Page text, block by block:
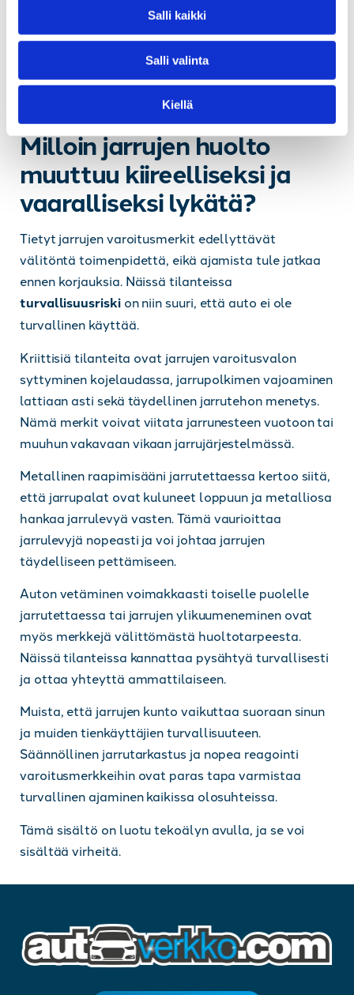
Salli kaikki
Salli valinta
Kiellä
Hintataso vaihtelee tarkastuksen laajuuden
mukaan, mutta perustarkatuksen hinta on
kohtuullinen verrattuna siihen turvallisuuteen, jonka
se tarjoaa. Mahdolliset korjaustyöt hinnoitellaan
erikseen ja niistä annetaan aina ennakkoarvio.
Milloin jarrujen huolto
muuttuu kiireelliseksi ja
vaaralliseksi lykätä?
Tietyt jarrujen varoitusmerkit edellyttävät
välitöntä toimenpidettä, eikä ajamista tule jatkaa
ennen korjauksia. Näissä tilanteissa
turvallisuusriskion niin suuri, että auto ei ole
turvallinen käyttää.
Kriittisiä tilanteita ovat jarrujen varoitusvalon
syttyminen kojelaudassa, jarrupolkimen vajoaminen
lattiaan asti sekä täydellinen jarrutehon menetys.
Nämä merkit voivat viitata jarrunesteen vuotoon tai
muuhun vakavaan vikaan jarrujärjestelmässä.
Metallinen raapimisääni jarrutettaessa kertoo siitä,
että jarrupalat ovat kuluneet loppuun ja metalliosa
hankaa jarrulevyä vasten. Tämä vaurioittaa
jarrulevyjä nopeasti ja voi johtaa jarrujen
täydelliseen pettämiseen.
Auton vetäminen voimakkaasti toiselle puolelle
jarrutettaessa tai jarrujen ylikuumeneminen ovat
myös merkkejä välittömästä huoltotarpeesta.
Näissä tilanteissa kannattaa pysähtyä turvallisesti
ja ottaa yhteyttä ammattilaiseen.
Muista, että jarrujen kunto vaikuttaa suoraan sinun
ja muiden tienkäyttäjien turvallisuuteen.
Säännöllinen jarrutarkastus ja nopea reagointi
varoitusmerkkeihin ovat paras tapa varmistaa
turvallinen ajaminen kaikissa olosuhteissa.
Tämä sisältö on luotu tekoälyn avulla, ja se voi
sisältää virheitä.